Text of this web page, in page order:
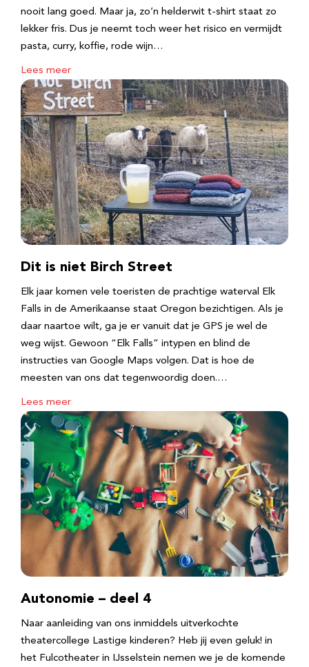
nooit lang goed. Maar ja, zo’n helderwit t-shirt staat zo
lekker fris. Dus je neemt toch weer het risico en vermijdt
pasta, curry, koffie, rode wijn…
Lees meer
Dit is niet Birch Street
Elk jaar komen vele toeristen de prachtige waterval Elk
Falls in de Amerikaanse staat Oregon bezichtigen. Als je
daar naartoe wilt, ga je er vanuit dat je GPS je wel de
weg wijst. Gewoon “Elk Falls” intypen en blind de
instructies van Google Maps volgen. Dat is hoe de
meesten van ons dat tegenwoordig doen.…
Lees meer
Autonomie – deel 4
Naar aanleiding van ons inmiddels uitverkochte
theatercollege Lastige kinderen? Heb jij even geluk! in
het Fulcotheater in IJsselstein nemen we je de komende